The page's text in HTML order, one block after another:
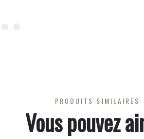
PRODUITS SIMILAIRES
Vous pouvez